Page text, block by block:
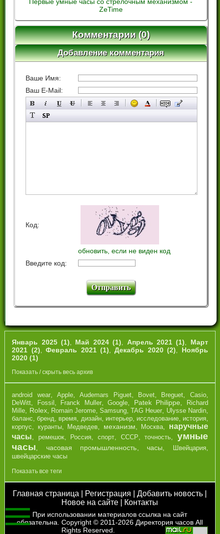
ZeTime
Комментарии (0)
Добавление комментария
Ваше Имя:
Ваш E-Mail:
Код:
обновить, если не виден код
Введите код:
Январь 2025 (1) Май 2024 (1) Апрель 2021 (1)
Март
2021 (2) ,Февраль 2021 (1) ,Декабрь 2020 (2)
Ноябрь
2020 (1)
Показать / скрыть весь архив
android wear, Apple ,Audemars Piguet, Bovet, Breguet Casio,
DeWitt Fossil Franck Muller,Google Patek Philippe
Richard
Mille
Rolex, Romain Jerome,Samsung ,TAG Heuer Ulysse Nardin,
баланс ,бренд время дизайн, интерьер, исследование, история,
корпус куранты, Медведев механизм Москва
наручные
часы
ремешок, Россия ,спорт СССР ,точность
умные
часы
часовая промышленность ,часы Швейцария,
швейцарские часы
Показать все теги
Главная страница Регистрация |Добавить новость
Новое на сайте
Контакты
При использовании материалов ссылка на сайт
обязательна. Copyright © 2011-2026 Директория часов All
Rights Reserved.